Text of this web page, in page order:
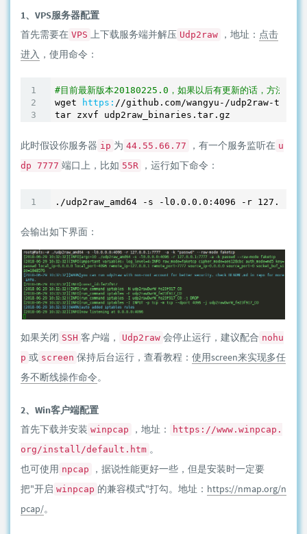
1、VPS服务器配置
首先需要在 VPS 上下载服务端并解压 Udp2raw ，地址： 点击
进入 ，使用命令：
#目前最新版本20180225.0，如果以后有更新的话，方法基本
wget
https: //github.com/wangyu - /udp2raw-
tar zxvf udp2raw_binaries.tar.gz
此时假设你服务器 ip 为 44.55.66.77 ，有一个服务监听在 u
dp 7777 端口上，比如 55R ，运行如下命令：
./udp2raw_amd64 -s -l0.0.0.0:4096 -r
会输出如下界面：
如果关闭 SSH 客户端， Udp2raw 会停止运行，建议配合 nohu
p 或 screen 保持后台运行，查看教程： 使用screen来实现多任
务不断线操作命令。
2、Win客户端配置
首先下载并安装 winpcap ，地址：
https://www.winpcap.
org/install/default.htm 。
也可使用 npcap
，据说性能更好一些，但是安装时一定要
把"开启 winpcap 的兼容模式"打勾。地址： https://nmap.org/n
pcap/。